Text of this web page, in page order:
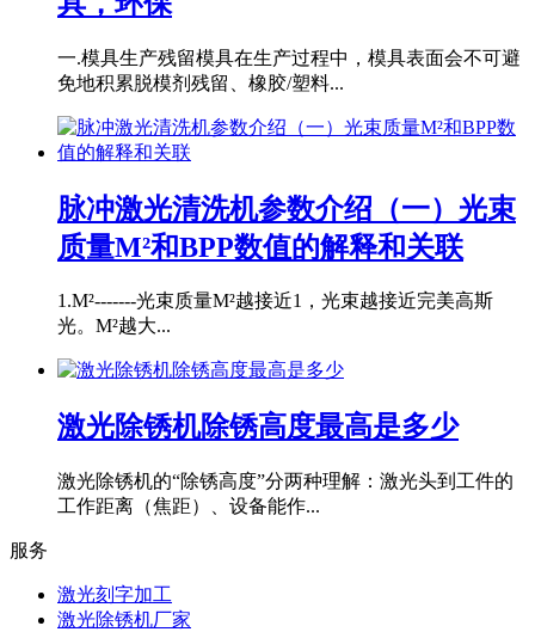
一.模具生产残留模具在生产过程中，模具表面会不可避
免地积累脱模剂残留、橡胶/塑料...
脉冲激光清洗机参数介绍（一）光束
质量M²和BPP数值的解释和关联
1.M²-------光束质量M²越接近1，光束越接近完美高斯
光。M²越大...
激光除锈机除锈高度最高是多少
激光除锈机的“除锈高度”分两种理解：激光头到工件的
工作距离（焦距）、设备能作...
服务
激光刻字加工
激光除锈机厂家